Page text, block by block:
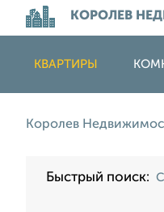
КОРОЛЕВ
КВАРТИРЫ
Королев
Быстрый поиск: